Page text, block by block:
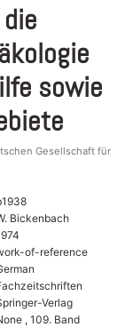
sowie
Gesellschaft für
Bickenbach
of-reference
Verlag
, 109. Band